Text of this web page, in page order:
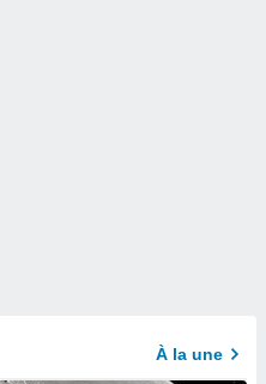
À la une